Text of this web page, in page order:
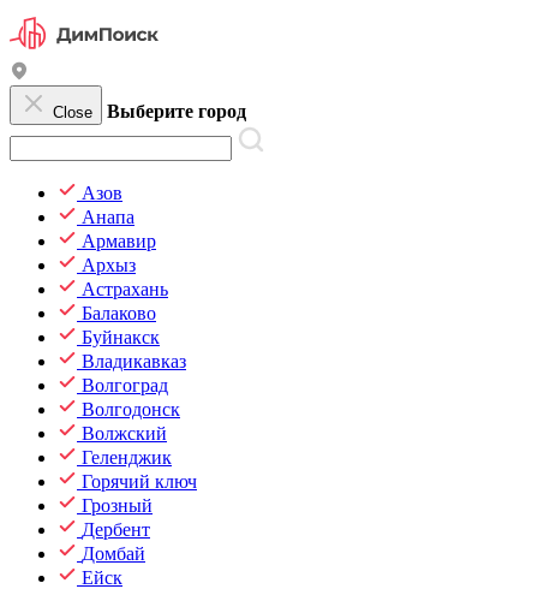
Close Выберите город
Азов
Анапа
Армавир
Архыз
Астрахань
Балаково
Буйнакск
Владикавказ
Волгоград
Волгодонск
Волжский
Геленджик
Горячий ключ
Грозный
Дербент
Домбай
Ейск